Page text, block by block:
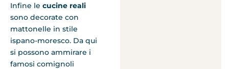
Infine le cucine reali
sono decorate con
mattonelle in stile
ispano-moresco. Da qui
si possono ammirare i
famosi comignoli